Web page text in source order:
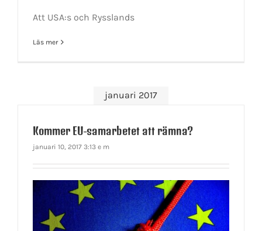
Att USA:s och Rysslands
Läs mer
januari 2017
Kommer EU-samarbetet att rämna?
januari 10, 2017 3:13 e m